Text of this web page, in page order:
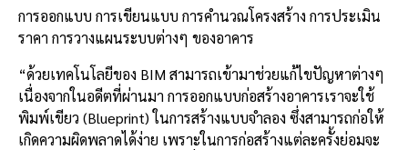
การออกแบบ การเขียนแบบ การคำนวณโครงสร้าง การประเมิน
ราคา การวางแผนระบบต่างๆ ของอาคาร
“ด้วยเทคโนโลยีของ BIM สามารถเข้ามาช่วยแก้ไขปัญหาต่างๆ
เนื่องจากในอดีตที่ผ่านมา การออกแบบก่อสร้างอาคารเราจะใช้
พิมพ์เขียว (Blueprint) ในการสร้างแบบจำลอง ซึ่งสามารถก่อให้
เกิดความผิดพลาดได้ง่าย เพราะในการก่อสร้างแต่ละครั้งย่อมจะ